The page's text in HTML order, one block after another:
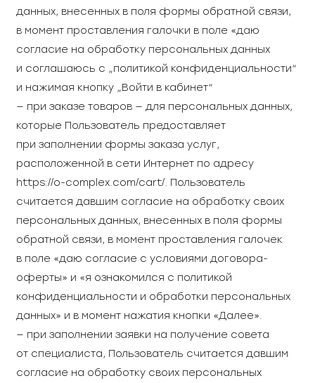
данных, внесенных в поля формы обратной связи,
в момент проставления галочки в поле «даю
согласие на обработку персональных данных
и соглашаюсь с „политикой конфиденциальности“
и нажимая кнопку „Войти в кабинет“
— при заказе товаров — для персональных данных,
которые Пользователь предоставляет
при заполнении формы заказа услуг,
расположенной в сети Интернет по адресу
https://o-complex.com/cart/. Пользователь
считается давшим согласие на обработку своих
персональных данных, внесенных в поля формы
обратной связи, в момент проставления галочек
в поле «даю согласие с условиями договора-
оферты» и «я ознакомился с политикой
конфиденциальности и обработки персональных
данных» и в момент нажатия кнопки «Далее».
— при заполнении заявки на получение совета
от специалиста, Пользователь считается давшим
согласие на обработку своих персональных